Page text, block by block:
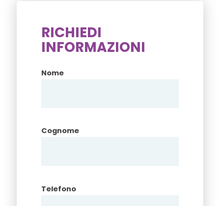
RICHIEDI
INFORMAZIONI
Nome
Cognome
Telefono